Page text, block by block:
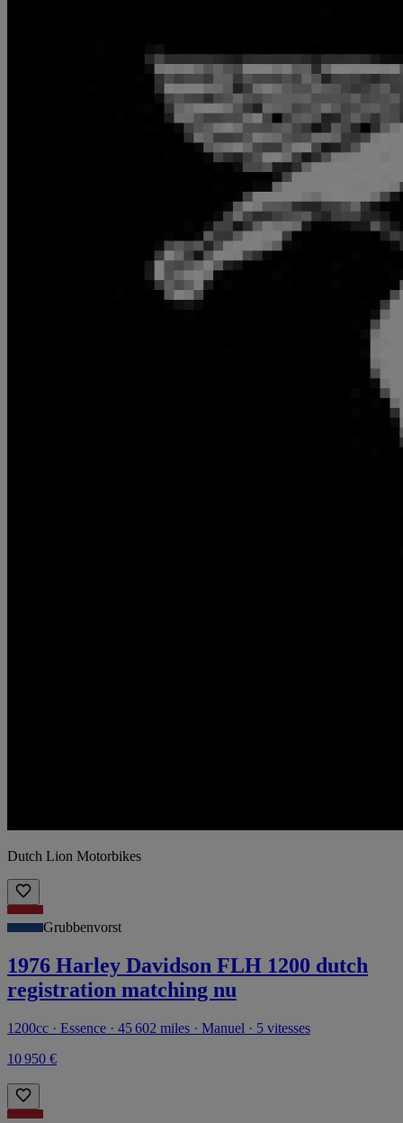
Dutch Lion Motorbikes
Grubbenvorst
1976 Harley Davidson FLH 1200 dutch
registration matching nu
1200cc · Essence · 45 602 miles · Manuel · 5 vitesses
10 950 €